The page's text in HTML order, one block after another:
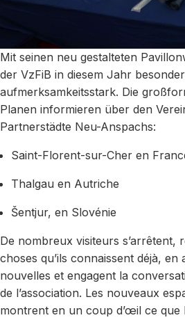
Mit seinen neu gestalteten
der VzFiB in diesem Jahr
aufmerksamkeitsstark. Die
Planen informieren über den
Partnerstädte Neu-Anspachs:
Saint-Florent-sur-Cher en
Thalgau en Autriche
Šentjur, en Slovénie
De nombreux visiteurs s’arrêtent,
choses qu’ils connaissent déjà, en
nouvelles et engagent la
de l’association. Les nouveaux
montrent en un coup d’œil ce que